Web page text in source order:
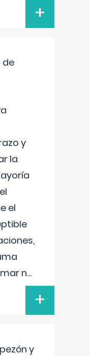
+
de
y
la
el
n...
+
y